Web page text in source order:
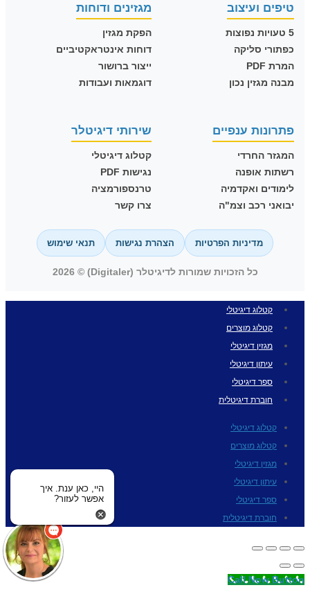
טיפים ועיצוב
5 טעויות נפוצות
כפתורי סליקה
המרת PDF
מבנה מגזין נכון
מגזינים ודוחות
הפקת מגזין
דוחות אינטראקטיביים
ייצור ברושור
דוגמאות ועבודות
פתרונות ענפיים
המגזר החרדי
רשתות אופנה
לימודים ואקדמיה
יבואני רכב וצמ"ה
שירותי דיגיטלר
קטלוג דיגיטלי
נגישות PDF
טרנספורמציה
צרו קשר
מדיניות הפרטיות הצהרת נגישות תנאי שימוש
כל הזכויות שמורות לדיגיטלר (Digitaler) © 2026
קטלוג דיגיטלי
קטלוג מוצרים
מגזין דיגיטלי
עיתון דיגיטלי
ספר דיגיטלי
חוברת דיגיטלית
קטלוג דיגיטלי
קטלוג מוצרים
מגזין דיגיטלי
עיתון דיגיטלי
ספר דיגיטלי
חוברת דיגיטלית
Call Now Button
היי, כאן ענת. איך
אפשר לעזור?